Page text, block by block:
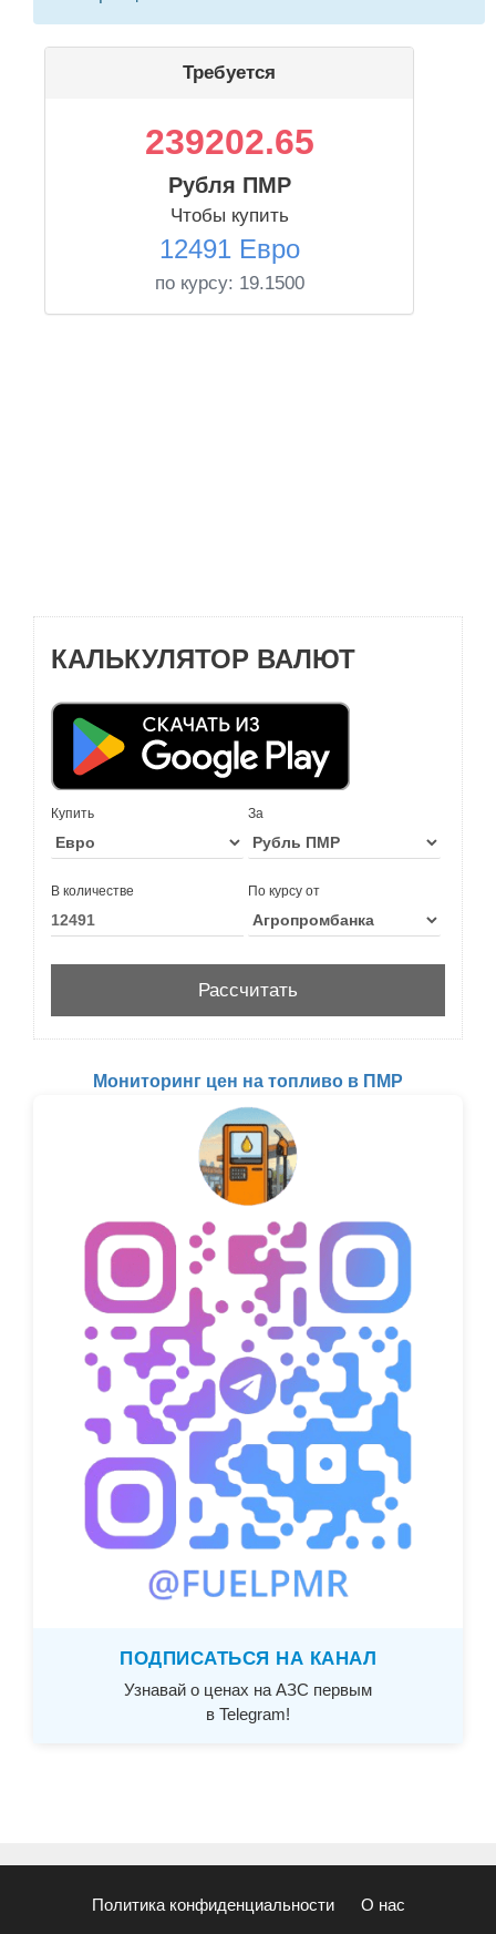
Требуется
239202.65
Рубля ПМР
Чтобы купить
12491 Евро
по курсу: 19.1500
КАЛЬКУЛЯТОР ВАЛЮТ
Купить За
В количестве По курсу от
Мониторинг цен на топливо в ПМР
ПОДПИСАТЬСЯ НА КАНАЛ
Узнавай о ценах на АЗС первым
в Telegram!
Политика конфиденциальности О нас